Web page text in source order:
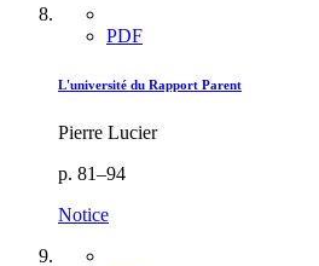
PDF
L'université du Rapport Parent
Pierre Lucier
p. 81–94
Notice